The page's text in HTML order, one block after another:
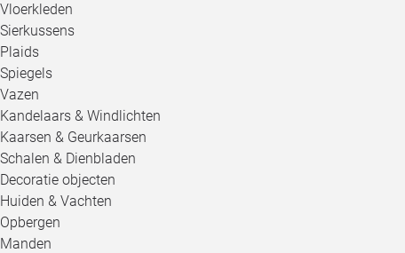
Vloerkleden
Sierkussens
Plaids
Spiegels
Vazen
Kandelaars & Windlichten
Kaarsen & Geurkaarsen
Schalen & Dienbladen
Decoratie objecten
Huiden & Vachten
Opbergen
Manden